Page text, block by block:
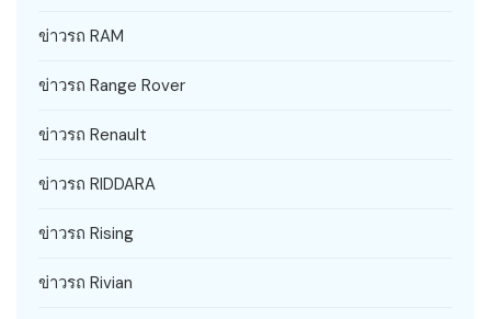
ข่าวรถ RAM
ข่าวรถ Range Rover
ข่าวรถ Renault
ข่าวรถ RIDDARA
ข่าวรถ Rising
ข่าวรถ Rivian